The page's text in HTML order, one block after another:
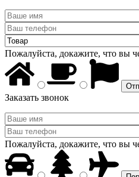
Пожалуйста, докажите, что вы
Заказать звонок
Пожалуйста, докажите, что вы